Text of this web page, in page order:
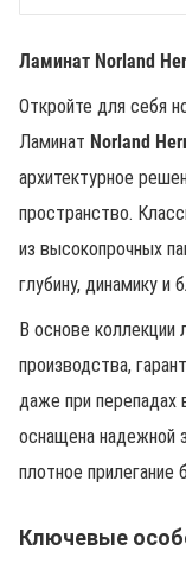
Ламинат Norland
Откройте для себя
Ламинат Norland
архитектурное
пространство.
из высокопрочных
глубину, динамику и
В основе коллекции
производства,
даже при перепадах
оснащена надежной
плотное прилегание
Ключевые